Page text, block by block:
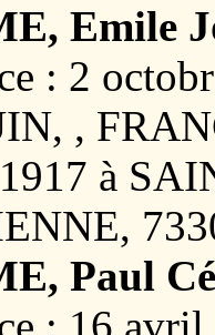
Emile
: 2
,
à
Paul
: 16